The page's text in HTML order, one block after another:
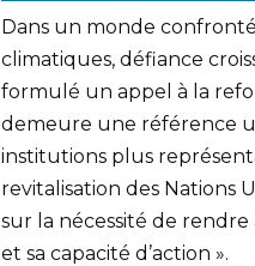
Dans un monde
climatiques, défiance
formulé un appel à la
demeure une référence
institutions plus
revitalisation des Nations
sur la nécessité de
et sa capacité d’action ».